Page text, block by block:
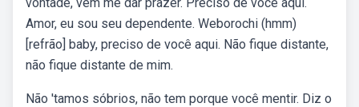
Amor, eu sou seu dependente. Weborochi (hmm)
[refrão] baby, preciso de você aqui. Não fique distante,
não fique distante de mim.
Não 'tamos sóbrios, não tem porque você mentir. Diz o